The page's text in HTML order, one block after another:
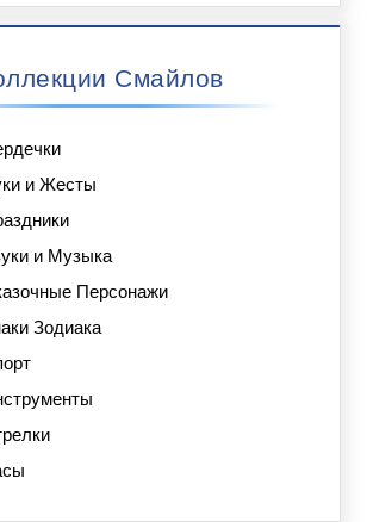
Смайлов
и Жесты
и Музыка
Персонажи
Зодиака